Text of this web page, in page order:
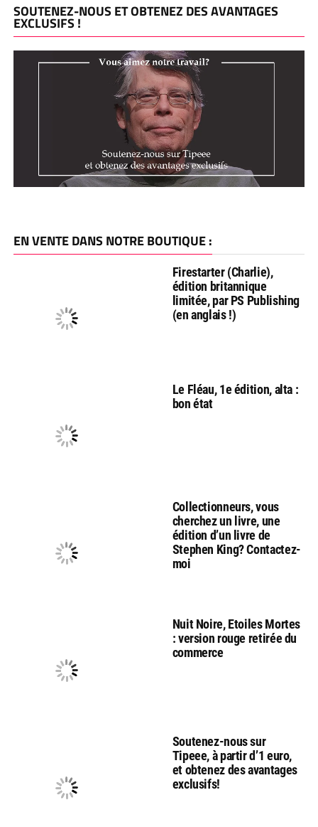
SOUTENEZ-NOUS ET OBTENEZ DES AVANTAGES
EXCLUSIFS !
EN VENTE DANS NOTRE BOUTIQUE :
Firestarter (Charlie),
édition britannique
limitée, par PS Publishing
(en anglais !)
Le Fléau, 1e édition, alta :
bon état
Collectionneurs, vous
cherchez un livre, une
édition d’un livre de
Stephen King? Contactez-
moi
Nuit Noire, Etoiles Mortes
: version rouge retirée du
commerce
Soutenez-nous sur
Tipeee, à partir d’1 euro,
et obtenez des avantages
exclusifs!